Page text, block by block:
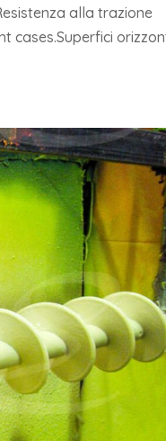
alla trazione
cases.Superfici